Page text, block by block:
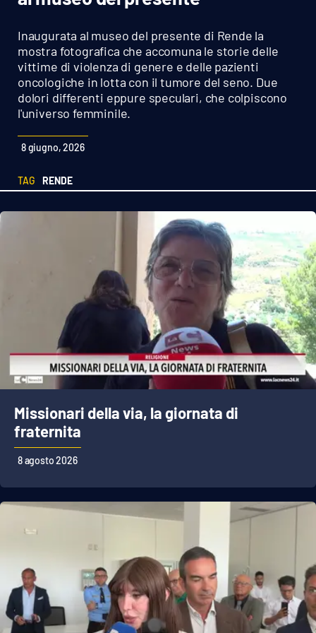
Sport
Cultura
Podcast
Meteo
Editoriali
Cronaca
Cultura
Economia e Lavoro
Politica
Sanità
Società
Sport
RUBRICHE
Good Morning Vietnam
Inaugurata al museo del presente di Rende la
mostra fotografica che accomuna le storie delle
vittime di violenza di genere e delle pazienti
oncologiche in lotta con il tumore del seno. Due
dolori differenti eppure speculari, che colpiscono
l'universo femminile.
8 giugno, 2026
TAG RENDE
Missionari della via, la giornata di
fraternita
8 agosto 2026